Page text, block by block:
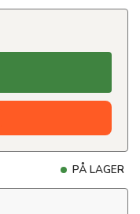
PÅ LAGER